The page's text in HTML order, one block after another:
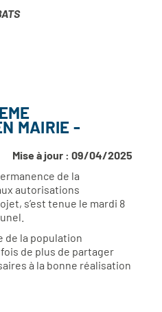
MAIRIE -
Mise à jour : 09/04/2025
de la
autorisations
s’est tenue le mardi 8
de la population
de plus de partager
à la bonne réalisation